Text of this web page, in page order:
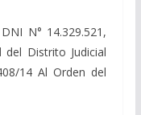
N° 14.329.521,
Distrito Judicial
14 Al Orden del